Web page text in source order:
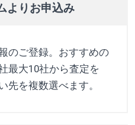
よりお申込み
のご登録。おすすめの
最大10社から査定を
先を複数選べます。